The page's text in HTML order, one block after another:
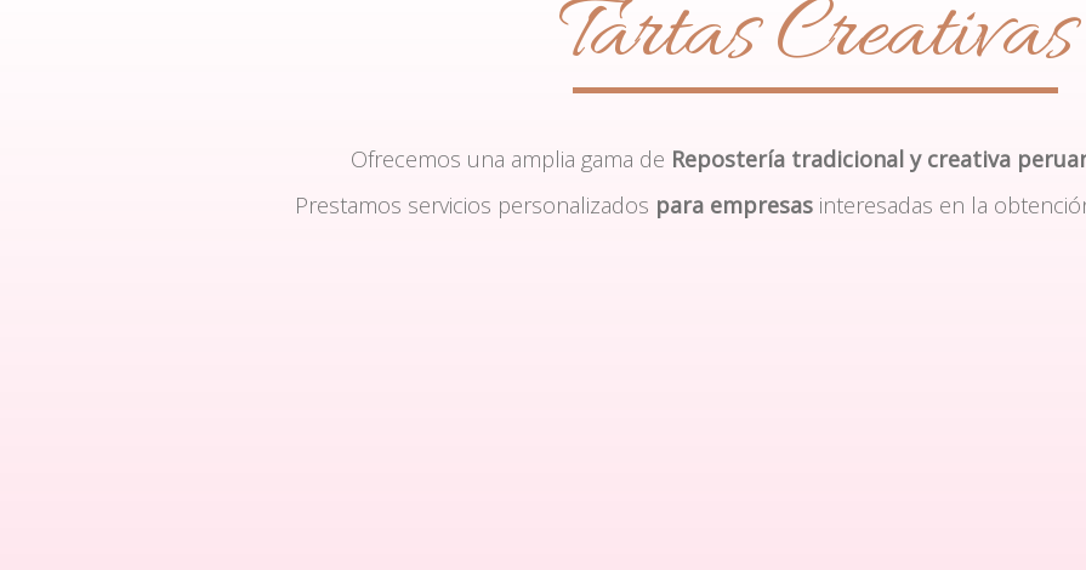
Tartas Creativas
Ofrecemos una amplia gama de Repostería tradicional y creativa
Prestamos servicios personalizados para empresas interesadas en la